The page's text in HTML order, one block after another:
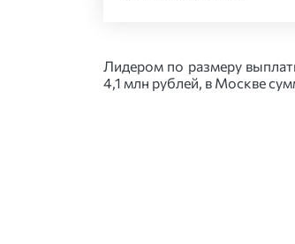
Лидером по размеру
4,1 млн рублей, в Москве